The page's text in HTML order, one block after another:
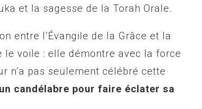
et la sagesse de la Torah Orale.
entre l’Évangile de la Grâce et la
voile : elle démontre avec la force
n’a pas seulement célébré cette
candélabre pour faire éclater sa